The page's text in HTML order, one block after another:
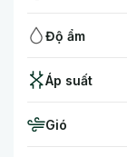
Độ ẩm
Áp suất
Gió